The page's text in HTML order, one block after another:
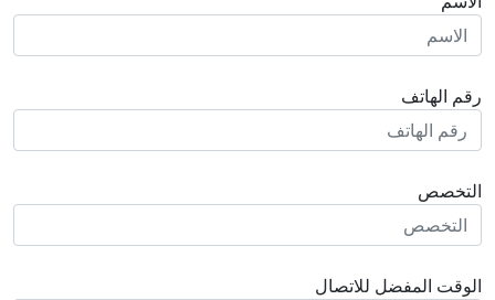
رقم الهاتف
التخصص
الوقت المفضل للاتصال